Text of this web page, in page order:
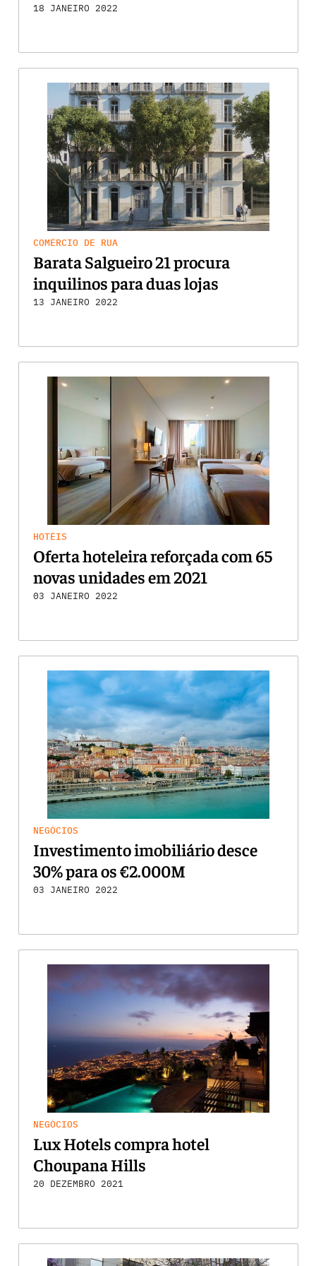
18 JANEIRO 2022
COMÉRCIO DE RUA
Barata Salgueiro 21 procura
inquilinos para duas lojas
13 JANEIRO 2022
HOTÉIS
Oferta hoteleira reforçada com 65
novas unidades em 2021
03 JANEIRO 2022
NEGÓCIOS
Investimento imobiliário desce
30% para os €2.000M
03 JANEIRO 2022
NEGÓCIOS
Lux Hotels compra hotel
Choupana Hills
20 DEZEMBRO 2021